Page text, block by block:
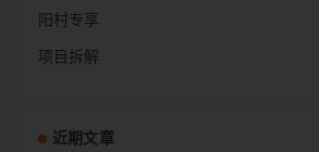
阳村专享
项目拆解
近期文章